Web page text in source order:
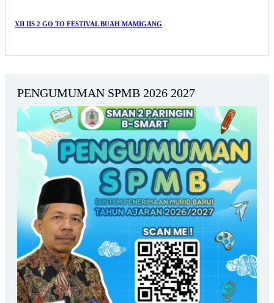
XII IIS 2 GO TO FESTIVAL BUAH MAMIGANG
PENGUMUMAN SPMB 2026 2027